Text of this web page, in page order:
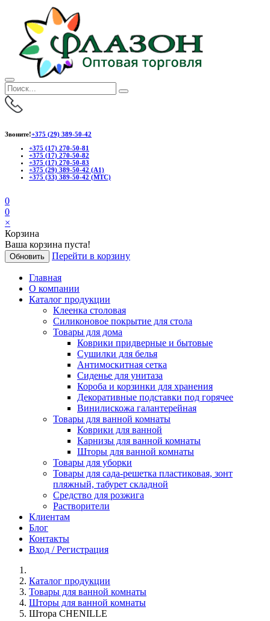
Звоните!+375 (29) 389-50-42
+375 (17) 270-50-81
+375 (17) 270-50-82
+375 (17) 270-50-83
+375 (29) 389-50-42 (А1)
+375 (33) 389-50-42 (МТС)
0
0
×
Корзина
Ваша корзина пуста!
Обновить Перейти в корзину
Главная
О компании
Каталог продукции
Клеенка столовая
Силиконовое покрытие для стола
Товары для дома
Коврики придверные и бытовые
Сушилки для белья
Антимоскитная сетка
Сиденье для унитаза
Короба и корзинки для хранения
Декоративные подставки под горячее
Винилискожа галантерейная
Товары для ванной комнаты
Коврики для ванной
Карнизы для ванной комнаты
Шторы для ванной комнаты
Товары для уборки
Товары для сада-решетка пластиковая, зонт
пляжный, табурет складной
Средство для розжига
Растворители
Клиентам
Блог
Контакты
Вход / Регистрация
Каталог продукции
Товары для ванной комнаты
Шторы для ванной комнаты
Штора CHENILLE